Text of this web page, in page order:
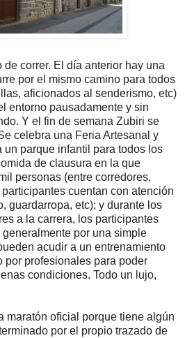
de correr. El día anterior hay una
por el mismo camino para todos
aficionados al senderismo, etc)
entorno pausadamente y sin
Y el fin de semana Zubiri se
celebra una Feria Artesanal y
un parque infantil para todos los
de clausura en la que
personas (entre corredores,
cuentan con atención
guardarropa, etc); y durante los
a la carrera, los participantes
por una simple
acudir a un entrenamiento
por profesionales para poder
condiciones. Todo un lujo,
maratón oficial porque tiene algún
por el propio trazado de